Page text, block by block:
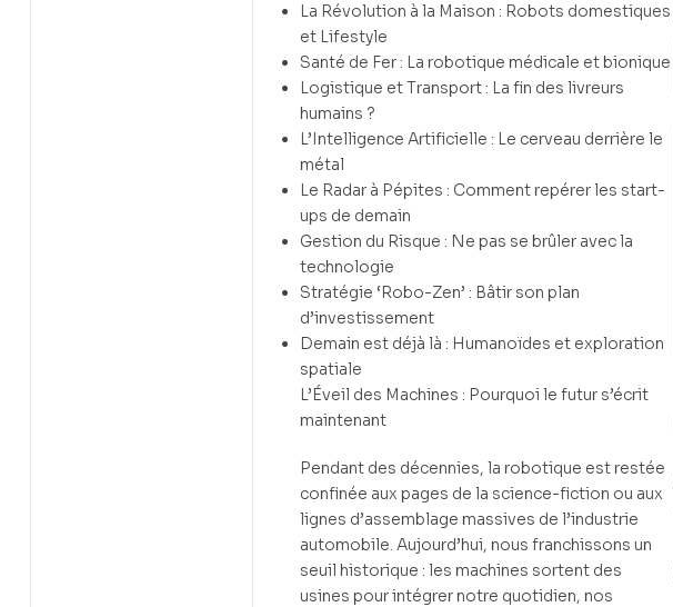
La Révolution à la Maison : Robots domestiques
et Lifestyle
Santé de Fer : La robotique médicale et bionique
Logistique et Transport : La fin des livreurs
humains ?
L’Intelligence Artificielle : Le cerveau derrière le
métal
Le Radar à Pépites : Comment repérer les start-
ups de demain
Gestion du Risque : Ne pas se brûler avec la
technologie
Stratégie ‘Robo-Zen’ : Bâtir son plan
d’investissement
Demain est déjà là : Humanoïdes et exploration
spatiale
L’Éveil des Machines : Pourquoi le futur s’écrit
maintenant
Pendant des décennies, la robotique est restée
confinée aux pages de la science-fiction ou aux
lignes d’assemblage massives de l’industrie
automobile. Aujourd’hui, nous franchissons un
seuil historique : les machines sortent des
usines pour intégrer notre quotidien, nos